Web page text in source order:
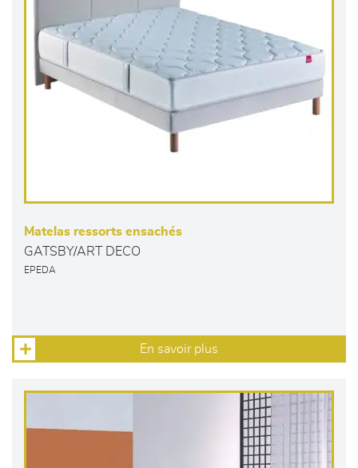
Matelas ressorts ensachés
GATSBY/ART DECO
EPEDA
En savoir plus